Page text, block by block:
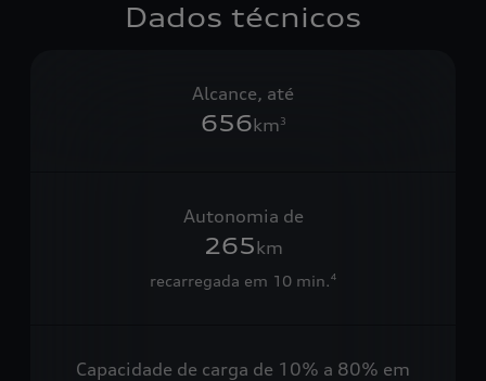
Dados técnicos
Alcance, até
656km3
Autonomia de
265km
recarregada em 10 min. 4
Capacidade de carga de 10% a 80% em